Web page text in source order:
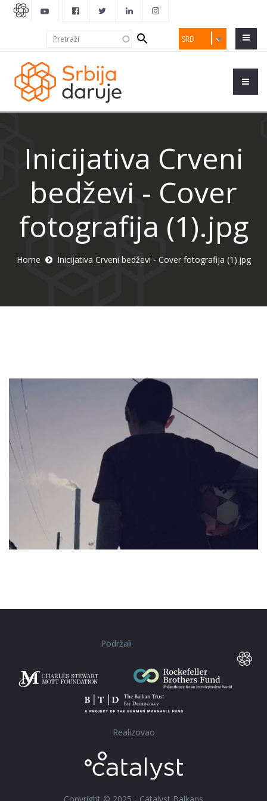
SRB
Search
form
Inicijativa Crveni
bedževi - Cover
fotografija (1).jpg
Home Inicijativa Crveni bedževi - Cover fotografija (1).jpg
Podržali
Realizovao